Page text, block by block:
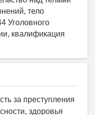
тело
Уголовного
квалификация
за преступления
здоровья